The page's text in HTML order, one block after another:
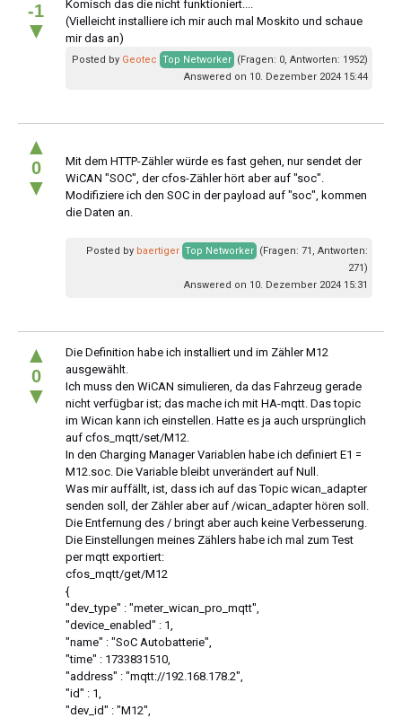
-1
▼
Komisch das die nicht funktioniert....
(Vielleicht installiere ich mir auch mal Moskito und schaue
mir das an)
Posted by Geotec Top Networker (Fragen: 0, Antworten: 1952)
Answered on 10. Dezember 2024 15:44
▲
0
▼
Mit dem HTTP-Zähler würde es fast gehen, nur sendet der
WiCAN "SOC", der cfos-Zähler hört aber auf "soc".
Modifiziere ich den SOC in der payload auf "soc", kommen
die Daten an.
Posted by baertiger Top Networker (Fragen: 71, Antworten:
271)
Answered on 10. Dezember 2024 15:31
▲
0
▼
Die Definition habe ich installiert und im Zähler M12
ausgewählt.
Ich muss den WiCAN simulieren, da das Fahrzeug gerade
nicht verfügbar ist; das mache ich mit HA-mqtt. Das topic
im Wican kann ich einstellen. Hatte es ja auch ursprünglich
auf cfos_mqtt/set/M12.
In den Charging Manager Variablen habe ich definiert E1 =
M12.soc. Die Variable bleibt unverändert auf Null.
Was mir auffällt, ist, dass ich auf das Topic wican_adapter
senden soll, der Zähler aber auf /wican_adapter hören soll.
Die Entfernung des / bringt aber auch keine Verbesserung.
Die Einstellungen meines Zählers habe ich mal zum Test
per mqtt exportiert:
cfos_mqtt/get/M12
{
"dev_type" : "meter_wican_pro_mqtt",
"device_enabled" : 1,
"name" : "SoC Autobatterie",
"time" : 1733831510,
"address" : "mqtt://192.168.178.2",
"id" : 1,
"dev_id" : "M12",